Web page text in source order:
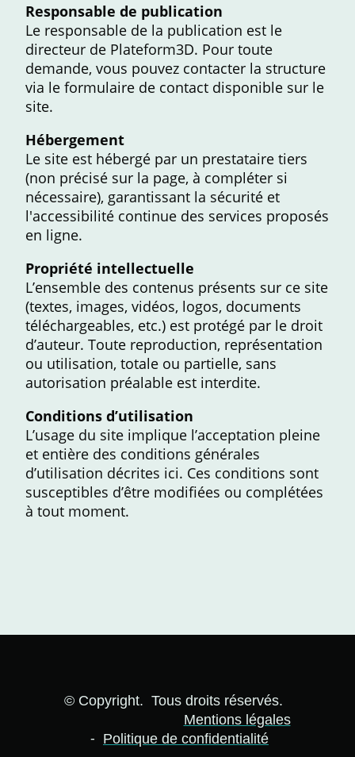
Responsable de publication
Le responsable de la publication est le
directeur de Plateform3D. Pour toute
demande, vous pouvez contacter la structure
via le formulaire de contact disponible sur le
site.
Hébergement
Le site est hébergé par un prestataire tiers
(non précisé sur la page, à compléter si
nécessaire), garantissant la sécurité et
l'accessibilité continue des services proposés
en ligne.
Propriété intellectuelle
L’ensemble des contenus présents sur ce site
(textes, images, vidéos, logos, documents
téléchargeables, etc.) est protégé par le droit
d’auteur. Toute reproduction, représentation
ou utilisation, totale ou partielle, sans
autorisation préalable est interdite.
Conditions d’utilisation
L’usage du site implique l’acceptation pleine
et entière des conditions générales
d’utilisation décrites ici. Ces conditions sont
susceptibles d’être modifiées ou complétées
à tout moment.
© Copyright. Tous droits réservés.
Mentions légales
- Politique de confidentialité